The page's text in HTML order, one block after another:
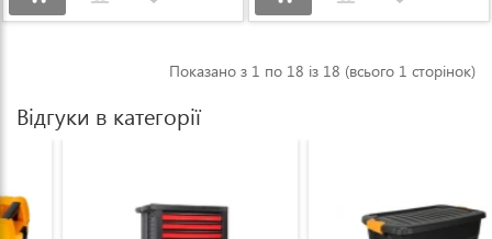
Показано з 1 по 18 із 18 (всього 1 сторінок)
Відгуки в категорії